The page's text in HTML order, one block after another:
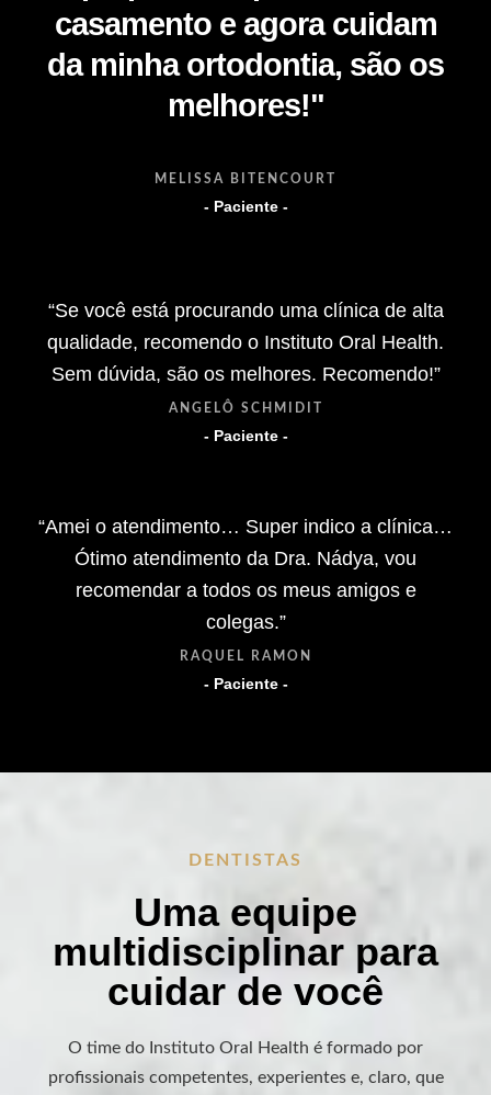
casamento e agora cuidam
da minha ortodontia, são os
melhores!"
MELISSA BITENCOURT
- Paciente -
“Se você está procurando uma clínica de alta
qualidade, recomendo o Instituto Oral Health.
Sem dúvida, são os melhores. Recomendo!”
ANGELÔ SCHMIDIT
- Paciente -
“Amei o atendimento… Super indico a clínica…
Ótimo atendimento da Dra. Nádya, vou
recomendar a todos os meus amigos e
colegas.”
RAQUEL RAMON
- Paciente -
DENTISTAS
Uma equipe
multidisciplinar para
cuidar de você
O time do Instituto Oral Health é formado por
profissionais competentes, experientes e, claro, que